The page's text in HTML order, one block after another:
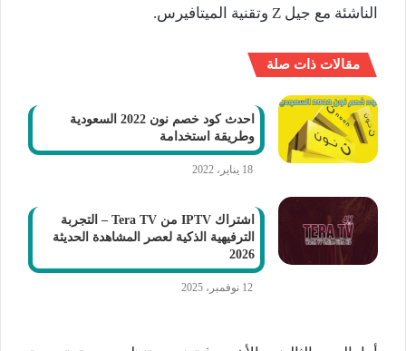
الناشئة مع جيل Z وتقنية الميتافيرس.
مقالات ذات صلة
احدث كود خصم نون 2022 السعودية
وطريقة استخدامة
18 يناير، 2022
اشتراك IPTV من Tera TV – التجربة
الترفيهية الذكية لعصر المشاهدة الحديثة
2026
12 نوفمبر، 2025